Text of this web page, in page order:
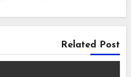
Related Post